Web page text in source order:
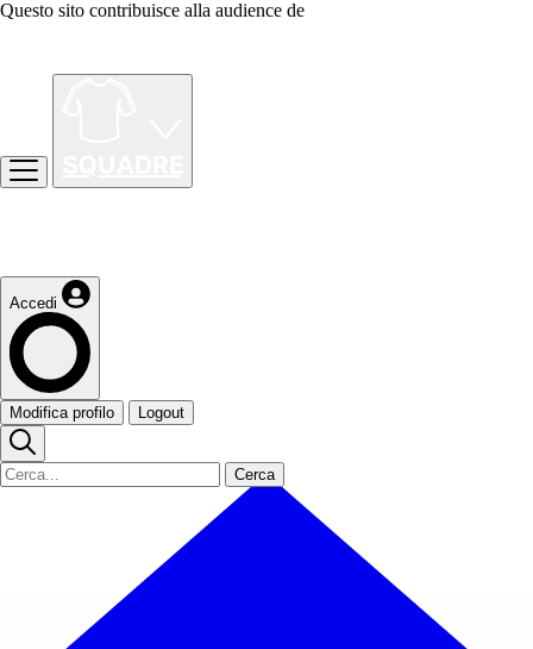
Questo sito contribuisce alla audience de
Accedi
Modifica profilo Logout
Cerca